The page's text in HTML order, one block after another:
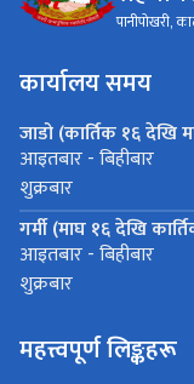
पानीपोखरी,
कार्यालय समय
जाडो (कार्तिक १६ देखि
आइतबार - बिहीबार
शुक्रबार
गर्मी (माघ १६ देखि
आइतबार - बिहीबार
शुक्रबार
महत्त्वपूर्ण लिङ्कहरू